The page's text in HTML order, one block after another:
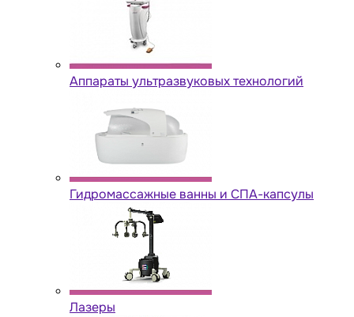
Аппараты ультразвуковых технологий
Гидромассажные ванны и СПА-капсулы
Лазеры